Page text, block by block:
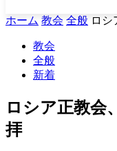
ホーム 教会 全般 ロシ
教会
全般
新着
ロシア正教会
拝